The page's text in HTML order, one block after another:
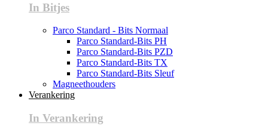
In Bitjes
Parco Standard - Bits Normaal
Parco Standard-Bits PH
Parco Standard-Bits PZD
Parco Standard-Bits TX
Parco Standard-Bits Sleuf
Magneethouders
Verankering
In Verankering